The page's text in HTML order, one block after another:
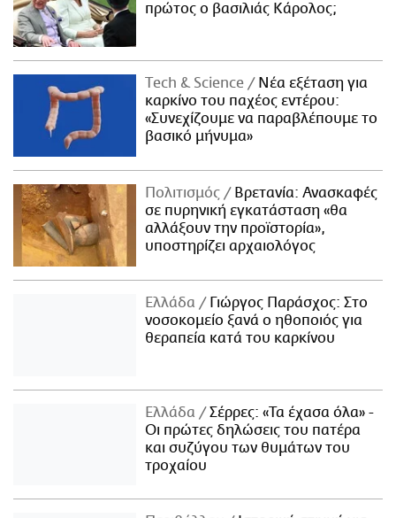
πρώτος ο βασιλιάς Κάρολος;
Τech & Science
Νέα εξέταση για
καρκίνο του παχέος εντέρου:
«Συνεχίζουμε να παραβλέπουμε το
βασικό μήνυμα»
Πολιτισμός
Βρετανία: Ανασκαφές
σε πυρηνική εγκατάσταση «θα
αλλάξουν την προϊστορία»,
υποστηρίζει αρχαιολόγος
Ελλάδα
Γιώργος Παράσχος: Στο
νοσοκομείο ξανά ο ηθοποιός για
θεραπεία κατά του καρκίνου
Ελλάδα
Σέρρες: «Τα έχασα όλα» -
Οι πρώτες δηλώσεις του πατέρα
και συζύγου των θυμάτων του
τροχαίου